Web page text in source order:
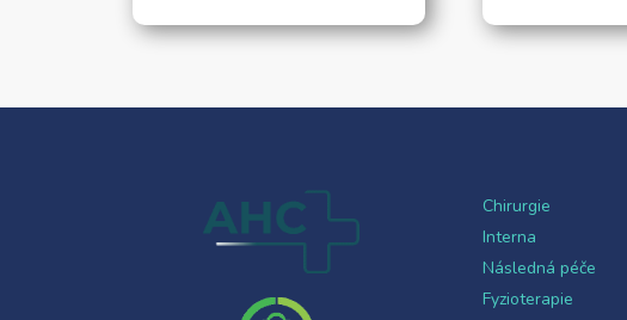
Chirurgie
Interna
Následná péče
Fyzioterapie